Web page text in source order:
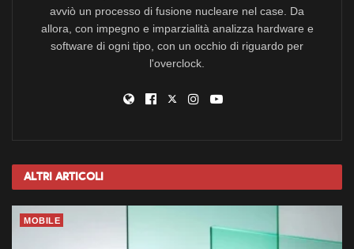
avviò un processo di fusione nucleare nel case. Da
allora, con impegno e imparzialità analizza hardware e
software di ogni tipo, con un occhio di riguardo per
l'overclock.
Altri Articoli
MOBILE